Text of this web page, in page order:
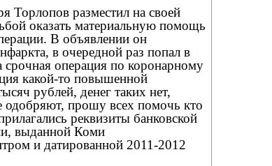
Торлопов разместил на своей
оказать материальную помощь
В объявлении он
в очередной раз попал в
операция по коронарному
какой-то повышенной
рублей, денег таких нет,
одобряют, прошу всех помочь кто
реквизиты банковской
выданной Коми
и датированной 2011-2012